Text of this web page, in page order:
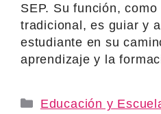
SEP. Su función,
tradicional, es guiar y
estudiante en su
aprendizaje y la
Categories
Educación y